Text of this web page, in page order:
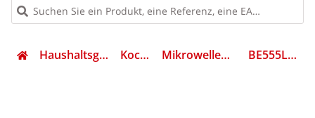
Haushaltsgeräte Kochen Mikrowellengerät BE555LMB1